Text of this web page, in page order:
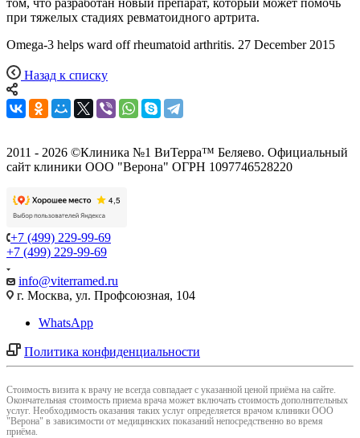
при тяжелых стадиях ревматоидного артрита.
Omega-3 helps ward off rheumatoid arthritis. 27 December 2015
Назад к списку
2011 - 2026 ©Клиника №1 ВиТерра™ Беляево. Официальный
сайт клиники ООО "Верона" ОГРН 1097746528220
+7 (499) 229-99-69
+7 (499) 229-99-69
info@viterramed.ru
г. Москва, ул. Профсоюзная, 104
WhatsApp
Политика конфиденциальности
Cтоимость визита к врачу не всегда совпадает с указанной ценой приёма на сайте.
Окончательная стоимость приема врача может включать стоимость дополнительных
услуг. Необходимость оказания таких услуг определяется врачом клиники ООО
"Верона" в зависимости от медицинских показаний непосредственно во время
приёма.